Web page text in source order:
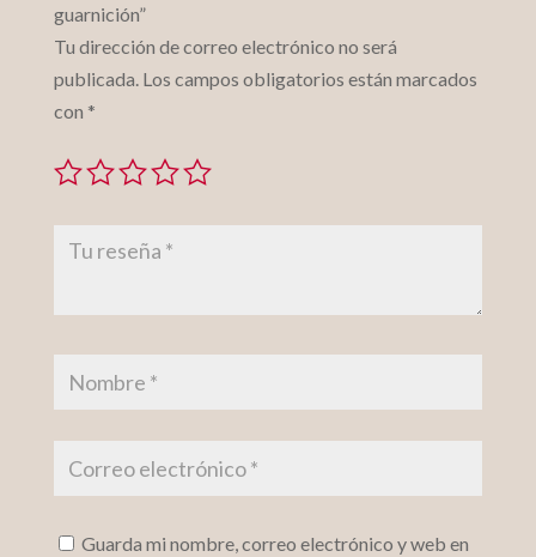
guarnición”
Tu dirección de correo electrónico no será
publicada. Los campos obligatorios están marcados
con *
Guarda mi nombre, correo electrónico y web en